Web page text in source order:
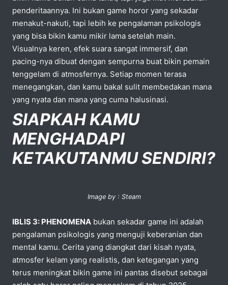
penderitaannya. Ini bukan game horor yang sekadar
menakut-nakuti, tapi lebih ke pengalaman psikologis
yang bisa bikin kamu mikir lama setelah main.
Visualnya keren, efek suara sangat immersif, dan
pacing-nya dibuat dengan sempurna buat bikin pemain
tenggelam di atmosfernya. Setiap momen terasa
menegangkan, dan kamu bakal sulit membedakan mana
yang nyata dan mana yang cuma halusinasi.
SIAPKAH KAMU
MENGHADAPI
KETAKUTANMU SENDIRI?
Image by : Steam
IBLIS 3: PHENOMENA bukan sekadar game ini adalah
pengalaman psikologis yang menguji keberanian dan
mental kamu. Cerita yang diangkat dari kisah nyata,
atmosfer kelam yang realistis, dan ketegangan yang
terus meningkat bikin game ini pantas disebut sebagai